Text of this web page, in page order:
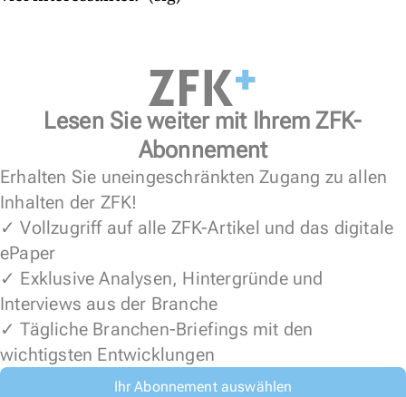
Lesen Sie weiter mit Ihrem ZFK-
Abonnement
Erhalten Sie uneingeschränkten Zugang zu allen
Inhalten der ZFK!
✓ Vollzugriff auf alle ZFK-Artikel und das digitale
ePaper
✓ Exklusive Analysen, Hintergründe und
Interviews aus der Branche
✓ Tägliche Branchen-Briefings mit den
wichtigsten Entwicklungen
Ihr Abonnement auswählen